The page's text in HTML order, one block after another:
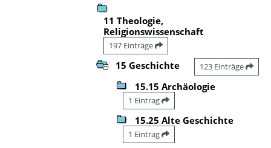
11 Theologie,
Religionswissenschaft
197 Einträge
15 Geschichte 123 Einträge
15.15 Archäologie
1 Eintrag
15.25 Alte Geschichte
1 Eintrag